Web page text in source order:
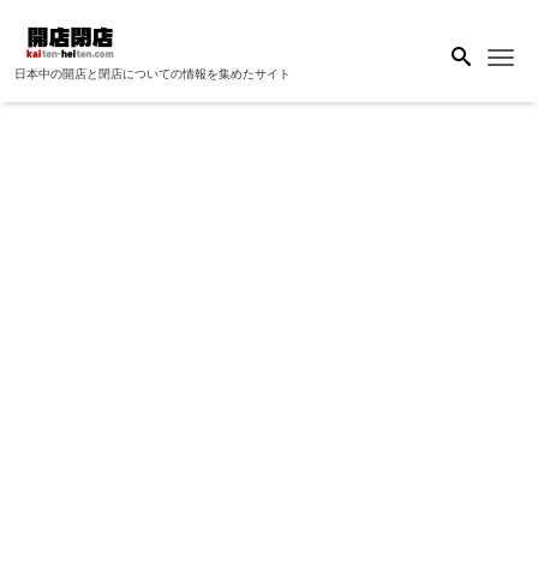
日本中の開店と閉店についての情報を集めたサイト